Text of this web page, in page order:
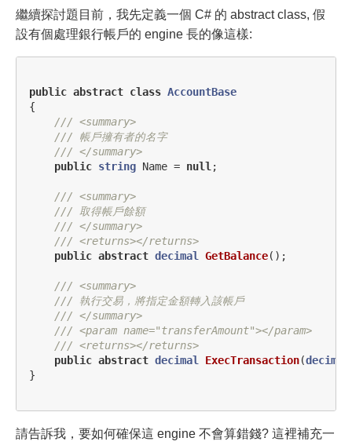
繼續探討題目前，我先定義一個 C# 的 abstract class, 假
設有個處理銀行帳戶的 engine 長的像這樣:
public abstract class AccountBase
{
/// <summary>
/// 帳戶擁有者的名字
/// </summary>
public string Name = null ;
/// <summary>
/// 取得帳戶餘額
/// </summary>
/// <returns></returns>
public abstract decimal GetBalance();
/// <summary>
/// 執行交易，將指定金額轉入該帳戶
/// </summary>
/// <param name="transferAmount"></param>
/// <returns></returns>
public abstract decimal ExecTransaction(decimal
}
請告訴我，要如何確保這 engine 不會算錯錢? 這裡補充一